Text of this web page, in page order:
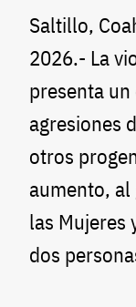
Saltillo,
2026.- La
presenta
agresiones
otros
aumento, al
las Mujeres
dos